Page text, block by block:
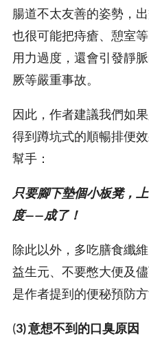
腸道不太友善的姿勢，
也很可能把痔瘡、憩室
用力過度，還會引發靜
厥等嚴重事故。
因此，作者建議我們如
得到蹲坑式的順暢排便
幫手：
只要腳下墊個小板凳，
度——成了！
除此以外，多吃膳食纖
益生元、不要憋大便及
是作者提到的便秘預防方
(3) 意想不到的口臭原因